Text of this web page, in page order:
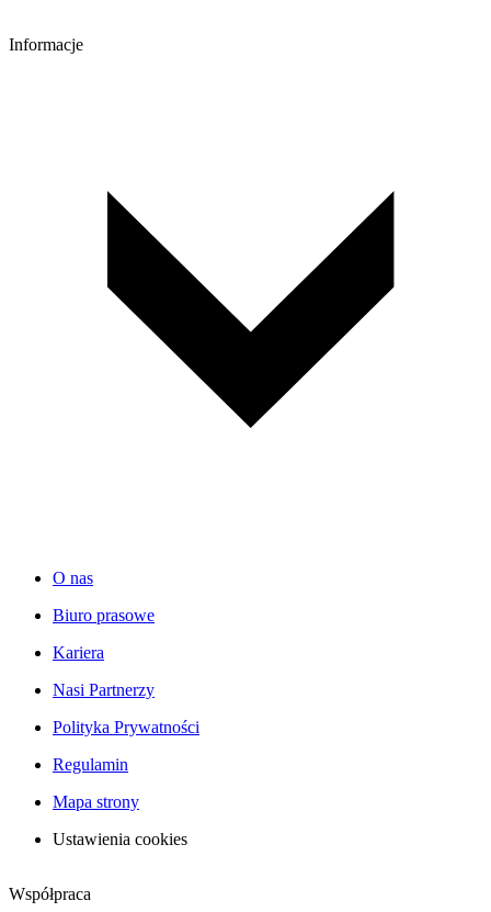
Informacje
O nas
Biuro prasowe
Kariera
Nasi Partnerzy
Polityka Prywatności
Regulamin
Mapa strony
Ustawienia cookies
Współpraca